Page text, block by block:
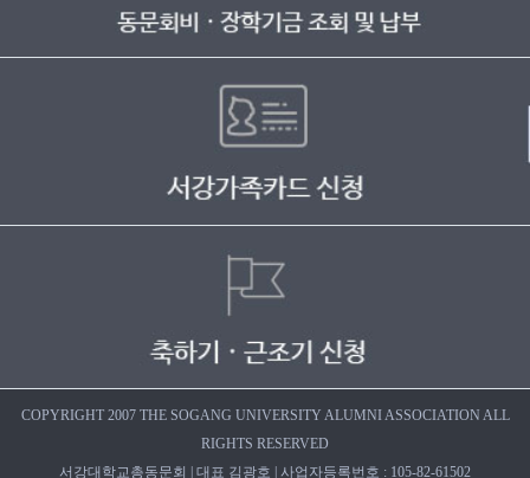
COPYRIGHT 2007 THE SOGANG UNIVERSITY ALUMNI ASSOCIATION ALL
RIGHTS RESERVED
서강대학교총동문회 | 대표 김광호 | 사업자등록번호 : 105-82-61502